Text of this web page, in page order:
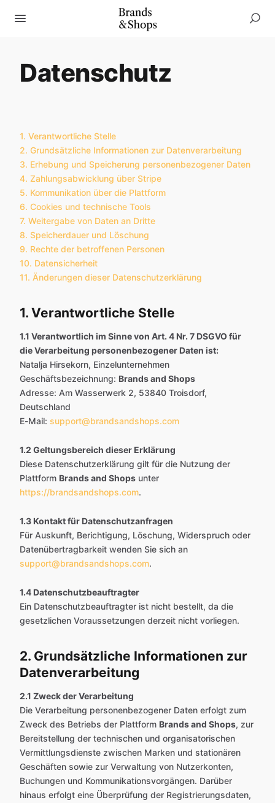
Datenschutz
1. Verantwortliche Stelle
2. Grundsätzliche Informationen zur Datenverarbeitung
3. Erhebung und Speicherung personenbezogener Daten
4. Zahlungsabwicklung über Stripe
5. Kommunikation über die Plattform
6. Cookies und technische Tools
7. Weitergabe von Daten an Dritte
8. Speicherdauer und Löschung
9. Rechte der betroffenen Personen
10. Datensicherheit
11. Änderungen dieser Datenschutzerklärung
1. Verantwortliche Stelle
1.1 Verantwortlich im Sinne von Art. 4 Nr. 7 DSGVO für
die Verarbeitung personenbezogener Daten ist:
Natalja Hirsekorn, Einzelunternehmen
Geschäftsbezeichnung: Brands and Shops
Adresse: Am Wasserwerk 2, 53840 Troisdorf,
Deutschland
E-Mail: support@brandsandshops.com
1.2 Geltungsbereich dieser Erklärung
Diese Datenschutzerklärung gilt für die Nutzung der
Plattform Brands and Shops unter
https://brandsandshops.com.
1.3 Kontakt für Datenschutzanfragen
Für Auskunft, Berichtigung, Löschung, Widerspruch oder
Datenübertragbarkeit wenden Sie sich an
support@brandsandshops.com.
1.4 Datenschutzbeauftragter
Ein Datenschutzbeauftragter ist nicht bestellt, da die
gesetzlichen Voraussetzungen derzeit nicht vorliegen.
2. Grundsätzliche Informationen zur
Datenverarbeitung
2.1 Zweck der Verarbeitung
Die Verarbeitung personenbezogener Daten erfolgt zum
Zweck des Betriebs der Plattform Brands and Shops, zur
Bereitstellung der technischen und organisatorischen
Vermittlungsdienste zwischen Marken und stationären
Geschäften sowie zur Verwaltung von Nutzerkonten,
Buchungen und Kommunikationsvorgängen. Darüber
hinaus erfolgt eine Überprüfung der Registrierungsdaten,